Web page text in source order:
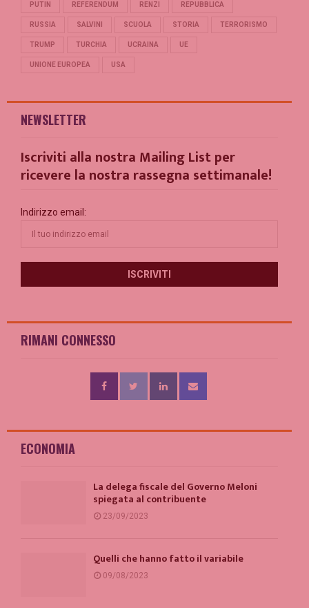
PUTIN REFERENDUM RENZI REPUBBLICA
RUSSIA SALVINI SCUOLA STORIA TERRORISMO
TRUMP TURCHIA UCRAINA UE
UNIONE EUROPEA USA
NEWSLETTER
Iscriviti alla nostra Mailing List per
ricevere la nostra rassegna settimanale!
Indirizzo email:
RIMANI CONNESSO
ECONOMIA
La delega fiscale del Governo Meloni
spiegata al contribuente
23/09/2023
Quelli che hanno fatto il variabile
09/08/2023